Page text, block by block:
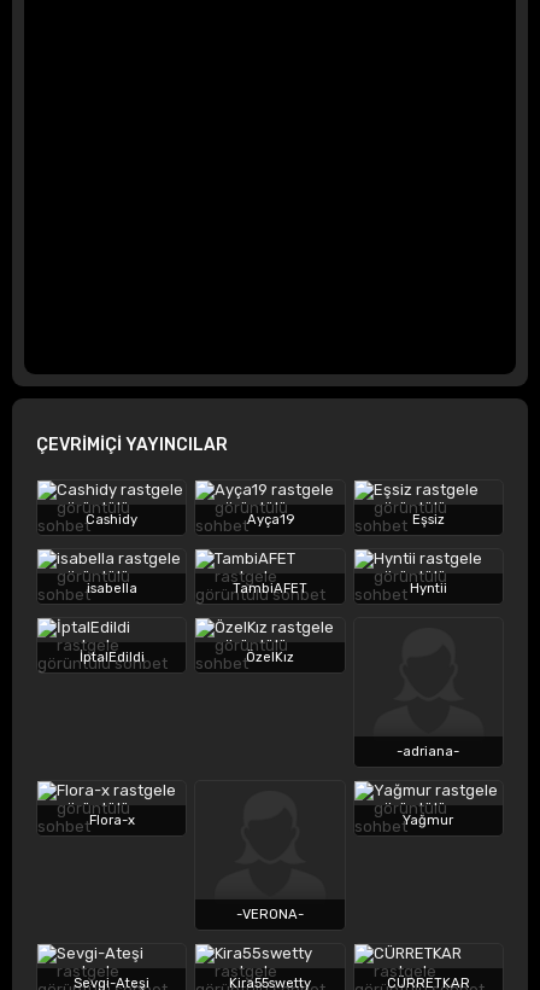
ÇEVRİMİÇİ YAYINCILAR
Cashidy Ayça19 Eşsiz
isabella TambiAFET Hyntii
İptalEdildi ÖzelKız
-adriana-
Flora-x
-VERONA-
Yağmur
Sevgi-Ateşi Kira55swetty CÜRRETKAR